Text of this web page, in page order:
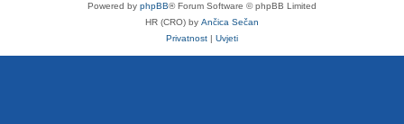
Powered by phpBB® Forum Software © phpBB Limited
HR (CRO) by Ančica Sečan
Privatnost | Uvjeti